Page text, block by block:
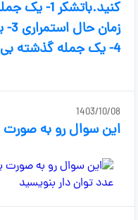
4- یک جمله گذشته بی قاعده؟
1403/10/08
این سوال رو به صورت